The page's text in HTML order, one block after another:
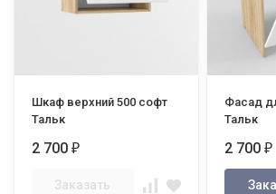
Шкаф верхний 500 софт
Тальк
2 700₽
Заказать
Фасад
Тальк
2 700₽